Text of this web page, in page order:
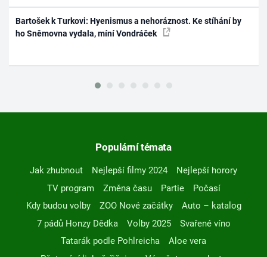
Bartošek k Turkovi: Hyenismus a nehoráznost. Ke stíhání by
ho Sněmovna vydala, míní Vondráček
Populární témata
Jak zhubnout Nejlepší filmy 2024
Nejlepší horory
TV program
Změna času Partie
Počasí
Kdy budou volby
ZOO Nové začátky
Auto – katalog
7 pádů Honzy Dědka
Volby 2025
Svařené víno
Tatarák podle Pohlreicha
Aloe vera